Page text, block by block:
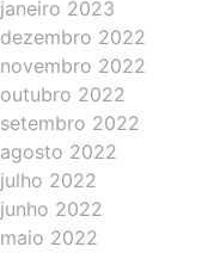
janeiro 2023
dezembro 2022
novembro 2022
outubro 2022
setembro 2022
agosto 2022
julho 2022
junho 2022
maio 2022